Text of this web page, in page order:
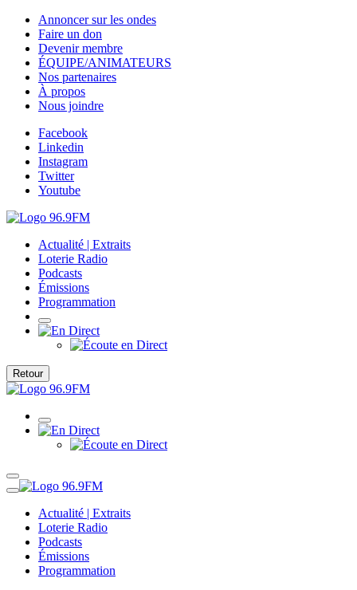
Annoncer sur les ondes
Faire un don
Devenir membre
ÉQUIPE/ANIMATEURS
Nos partenaires
À propos
Nous joindre
Facebook
Linkedin
Instagram
Twitter
Youtube
Actualité | Extraits
Loterie Radio
Podcasts
Émissions
Programmation
Retour
Actualité | Extraits
Loterie Radio
Podcasts
Émissions
Programmation